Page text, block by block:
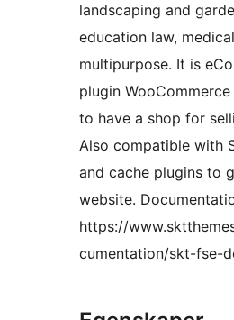
landscaping and
education law,
multipurpose. It is
plugin
to have a shop for
Also compatible with
and cache plugins to
website.
https://
cumentation/skt-fse-